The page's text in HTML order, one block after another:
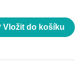
Vložit do košíku